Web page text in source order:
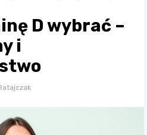
D wybrać –
i